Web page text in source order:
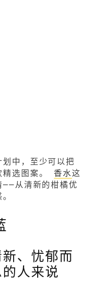
中，至少可以把
精选图案。 香水这
——从清新的柑橘优
、忧郁而
人来说